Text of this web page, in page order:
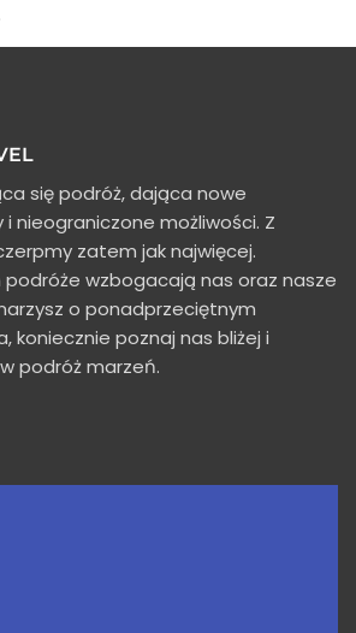
się podróż, dająca nowe
i nieograniczone możliwości. Z
zatem jak najwięcej.
wzbogacają nas oraz nasze
o ponadprzeciętnym
koniecznie poznaj nas bliżej i
podróż marzeń.